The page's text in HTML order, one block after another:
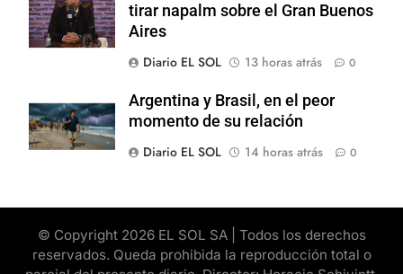
tirar napalm sobre el Gran Buenos
Aires
Diario EL SOL
13 horas atrás 0
Argentina y Brasil, en el peor
momento de su relación
Diario EL SOL
14 horas atrás 0
© Copyright 2026 EL SOL SA | Todos los derechos
reservados. Queda prohibida la reproducción total o